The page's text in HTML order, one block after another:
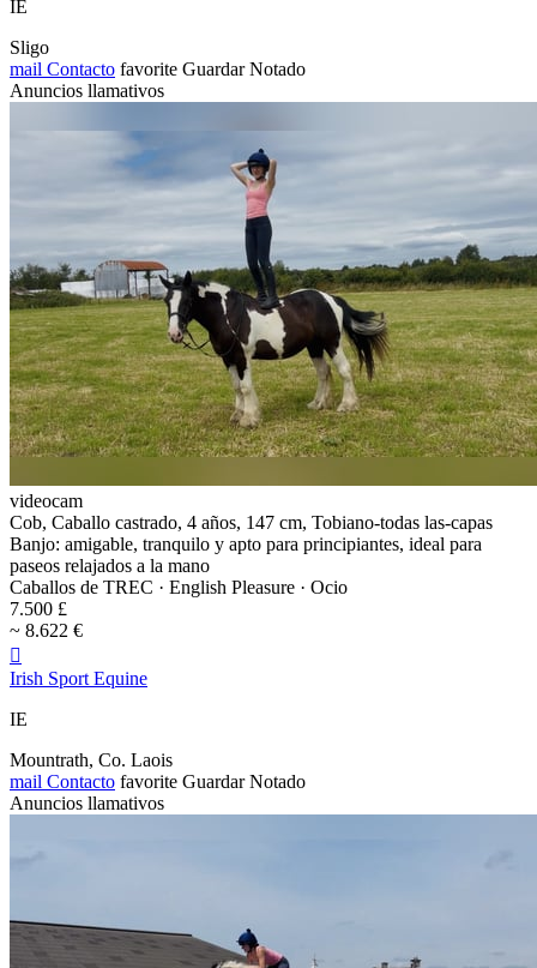
IE
Sligo
mail Contacto favorite Guardar Notado
Anuncios llamativos
videocam
Cob, Caballo castrado, 4 años, 147 cm, Tobiano-todas las-capas
Banjo: amigable, tranquilo y apto para principiantes, ideal para
paseos relajados a la mano
Caballos de TREC · English Pleasure · Ocio
7.500 £
~ 8.622 €

Irish Sport Equine
IE
Mountrath, Co. Laois
mail Contacto favorite Guardar Notado
Anuncios llamativos